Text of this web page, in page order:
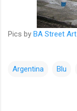
Pics by BA Street Art
Argentina Blu